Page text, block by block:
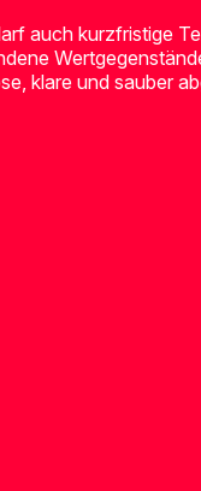
auch kurzfristige
klare und sauber